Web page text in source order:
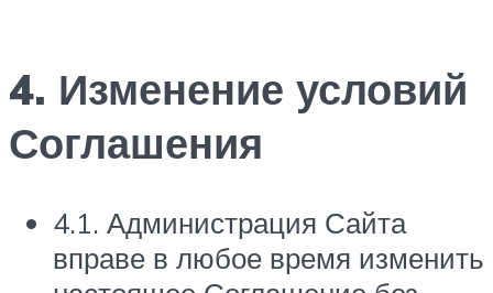
4. Изменение условий
Соглашения
4.1. Администрация Сайта
вправе в любое время изменить